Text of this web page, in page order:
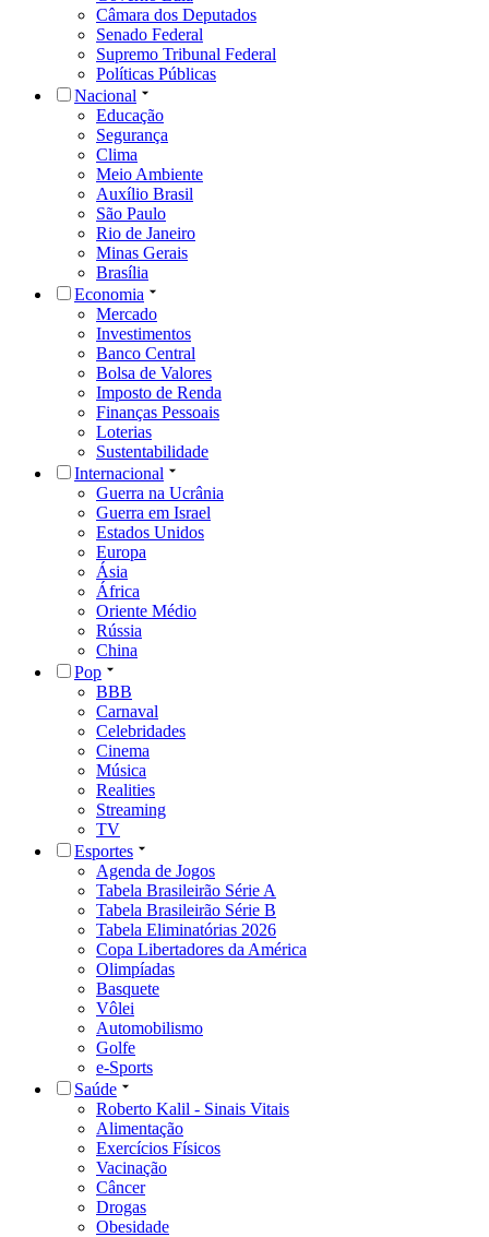
Câmara dos Deputados
Senado Federal
Supremo Tribunal Federal
Políticas Públicas
Nacional
Educação
Segurança
Clima
Meio Ambiente
Auxílio Brasil
São Paulo
Rio de Janeiro
Minas Gerais
Brasília
Economia
Mercado
Investimentos
Banco Central
Bolsa de Valores
Imposto de Renda
Finanças Pessoais
Loterias
Sustentabilidade
Internacional
Guerra na Ucrânia
Guerra em Israel
Estados Unidos
Europa
Ásia
África
Oriente Médio
Rússia
China
Pop
BBB
Carnaval
Celebridades
Cinema
Música
Realities
Streaming
TV
Esportes
Agenda de Jogos
Tabela Brasileirão Série A
Tabela Brasileirão Série B
Tabela Eliminatórias 2026
Copa Libertadores da América
Olimpíadas
Basquete
Vôlei
Automobilismo
Golfe
e-Sports
Saúde
Roberto Kalil - Sinais Vitais
Alimentação
Exercícios Físicos
Vacinação
Câncer
Drogas
Obesidade